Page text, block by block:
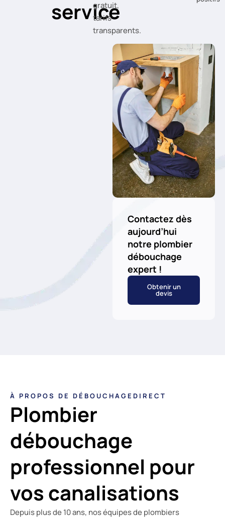
service
gratuit,
tarifs
transparents.
Contactez dès
aujourd’hui
notre plombier
débouchage
expert !
Obtenir un
devis
À PROPOS DE DÉBOUCHAGEDIRECT
Plombier
débouchage
professionnel pour
vos canalisations
Depuis plus de 10 ans, nos équipes de plombiers